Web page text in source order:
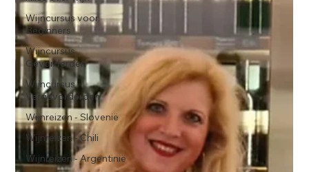
Wijncursus voor
Beginners
Wijncursus
Gevorderden
Wijncursus
Vergevorderden
Wijnreizen - Slovenië
Wijnreizen - Chili
Wijnreizen - Argentinië